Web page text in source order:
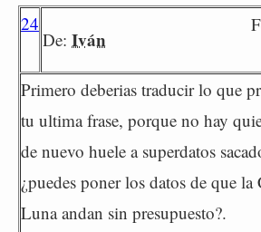
24
De: Iván
Primero deberias traducir lo que
tu ultima frase, porque no hay
de nuevo huele a superdatos
¿puedes poner los datos de que
Luna andan sin presupuesto?.